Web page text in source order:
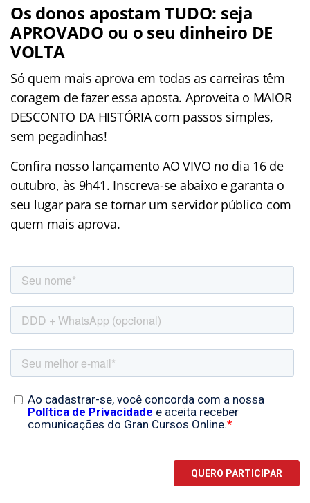
Os donos apostam TUDO: seja
APROVADO ou o seu dinheiro DE
VOLTA
Só quem mais aprova em todas as carreiras têm
coragem de fazer essa aposta. Aproveita o MAIOR
DESCONTO DA HISTÓRIA com passos simples,
sem pegadinhas!
Confira nosso lançamento AO VIVO no dia 16 de
outubro, às 9h41. Inscreva-se abaixo e garanta o
seu lugar para se tornar um servidor público com
quem mais aprova.